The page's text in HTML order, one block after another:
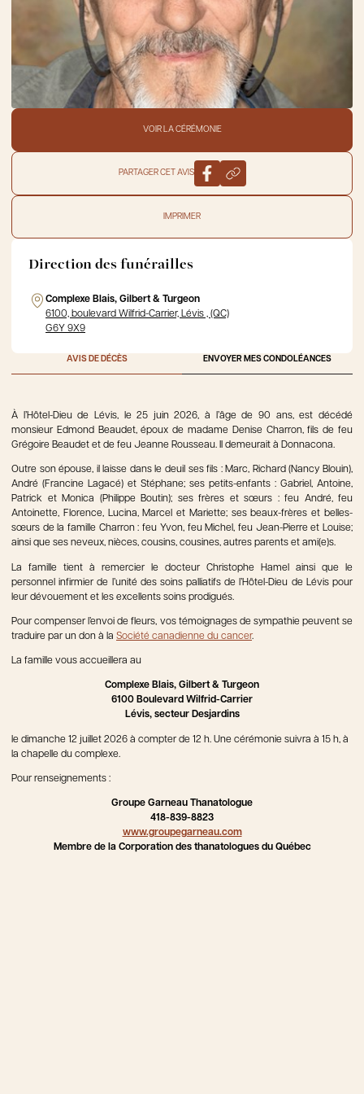
VOIR LA CÉRÉMONIE
PARTAGER CET AVIS
IMPRIMER
Direction des funérailles
Complexe Blais, Gilbert & Turgeon
6100, boulevard Wilfrid-Carrier, Lévis , (QC)
G6Y 9X9
AVIS DE DÉCÈS ENVOYER MES CONDOLÉANCES
À l’Hôtel-Dieu de Lévis, le 25 juin 2026, à l’âge de 90 ans, est décédé
monsieur Edmond Beaudet, époux de madame Denise Charron, fils de feu
Grégoire Beaudet et de feu Jeanne Rousseau. Il demeurait à Donnacona.
Outre son épouse, il laisse dans le deuil ses fils : Marc, Richard (Nancy Blouin),
André (Francine Lagacé) et Stéphane; ses petits-enfants : Gabriel, Antoine,
Patrick et Monica (Philippe Boutin); ses frères et sœurs : feu André, feu
Antoinette, Florence, Lucina, Marcel et Mariette; ses beaux-frères et belles-
sœurs de la famille Charron : feu Yvon, feu Michel, feu Jean-Pierre et Louise;
ainsi que ses neveux, nièces, cousins, cousines, autres parents et ami(e)s.
La famille tient à remercier le docteur Christophe Hamel ainsi que le
personnel infirmier de l’unité des soins palliatifs de l’Hôtel-Dieu de Lévis pour
leur dévouement et les excellents soins prodigués.
Pour compenser l’envoi de fleurs, vos témoignages de sympathie peuvent se
traduire par un don à la Société canadienne du cancer.
La famille vous accueillera au
Complexe Blais, Gilbert & Turgeon
6100 Boulevard Wilfrid-Carrier
Lévis, secteur Desjardins
le dimanche 12 juillet 2026 à compter de 12 h. Une cérémonie suivra à 15 h, à
la chapelle du complexe.
Pour renseignements :
Groupe Garneau Thanatologue
418-839-8823
www.groupegarneau.com
Membre de la Corporation des thanatologues du Québec